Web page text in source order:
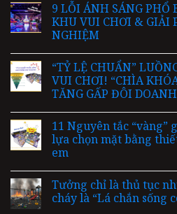
9 LỖI ÁNH SÁNG PHỔ
KHU VUI CHƠI & GIẢI
NGHIỆM
“TỶ LỆ CHUẨN”
VUI CHƠI! “CHÌA
TĂNG GẤP ĐÔI
11 Nguyên tắc “vàng”
lựa chọn mặt bằng
em
Tưởng chỉ là thủ tục
cháy là “Lá chắn sống